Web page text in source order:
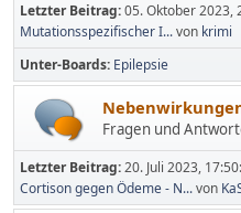
Letzter Beitrag:05. Oktober 2023,
Mutations­spezifischer I...von krimi
Unter-Boards Epilepsie
Fragen und
Letzter Beitrag:20. Juli 2023,
Cortison gegen Ödeme - N...von